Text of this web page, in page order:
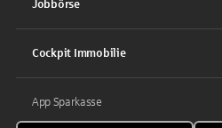
Jobbörse
Cockpit Immobilie
App Sparkasse